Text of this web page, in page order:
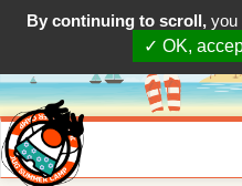
By continuing to scroll, you
✓ OK,